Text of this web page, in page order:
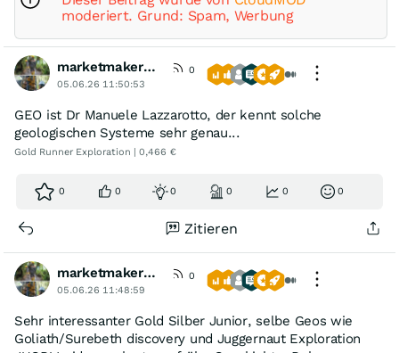
moderiert. Grund: Spam, Werbung
marketmaker1414
0
05.06.26 11:50:53
GEO ist Dr Manuele Lazzarotto, der kennt solche
geologischen Systeme sehr genau...
Gold Runner Exploration | 0,466 €
0 0 0 0 0 0
Zitieren
marketmaker1414
0
05.06.26 11:48:59
Sehr interessanter Gold Silber Junior, selbe Geos wie
Goliath/Surebeth discovery und Juggernaut Exploration